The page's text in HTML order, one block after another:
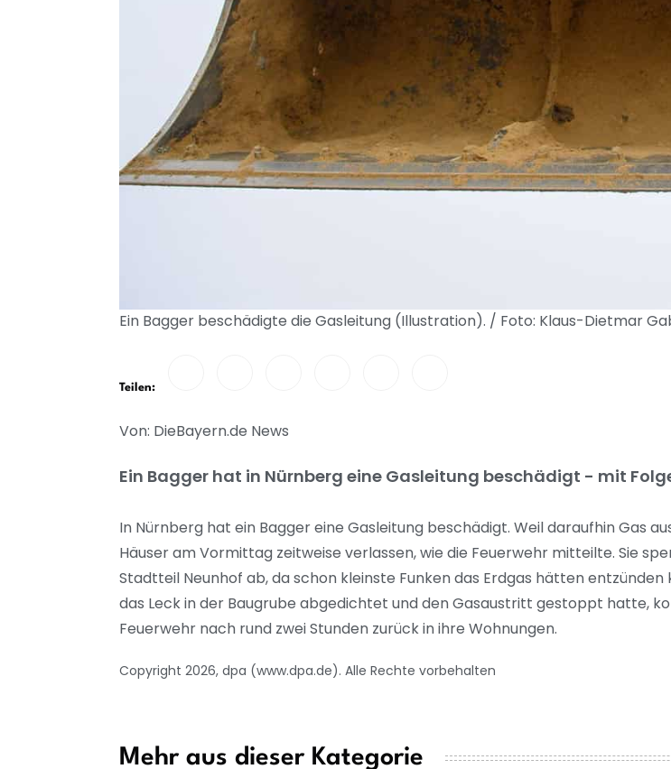
Ein Bagger beschädigte die Gasleitung (Illustration). / Foto: Klaus-Dietmar
Teilen:
Von: DieBayern.de News
Ein Bagger hat in Nürnberg eine Gasleitung beschädigt - mit
In Nürnberg hat ein Bagger eine Gasleitung beschädigt. Weil daraufhin Gas
Häuser am Vormittag zeitweise verlassen, wie die Feuerwehr mitteilte. Sie
Stadtteil Neunhof ab, da schon kleinste Funken das Erdgas hätten
das Leck in der Baugrube abgedichtet und den Gasaustritt gestoppt hatte,
Feuerwehr nach rund zwei Stunden zurück in ihre Wohnungen.
Copyright 2026, dpa (www.dpa.de). Alle Rechte vorbehalten
Mehr aus dieser Kategorie